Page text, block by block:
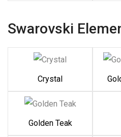
Swarovski
Crystal
Golden Teak